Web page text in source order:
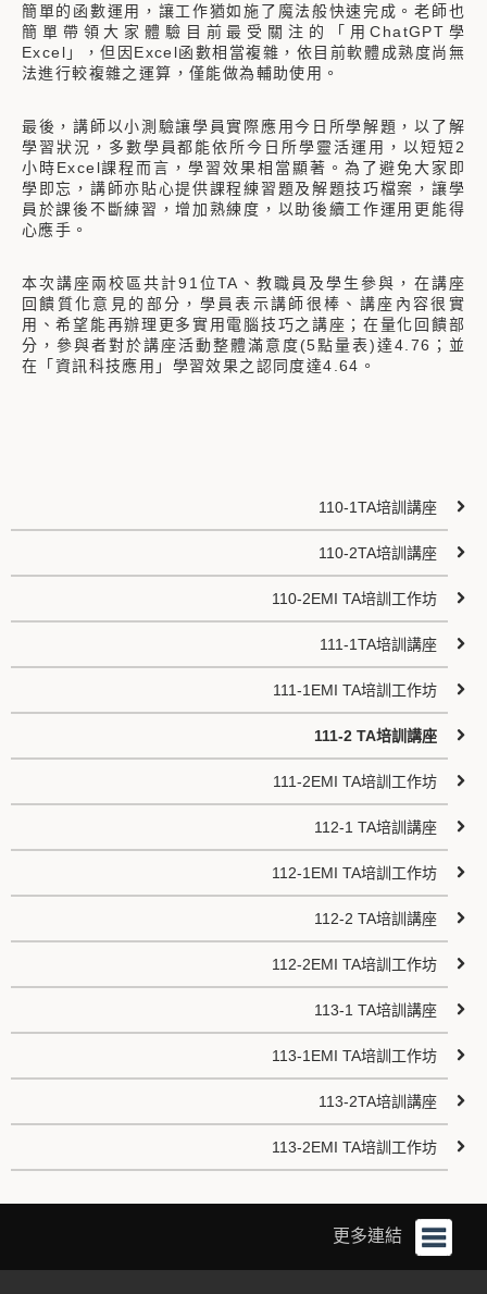
簡單的函數運用，讓工作猶如施了魔法般快速完成。老師也
簡單帶領大家體驗目前最受關注的「用ChatGPT學
Excel」，但因Excel函數相當複雜，依目前軟體成熟度尚無
法進行較複雜之運算，僅能做為輔助使用。
最後，講師以小測驗讓學員實際應用今日所學解題，以了解
學習狀況，多數學員都能依所今日所學靈活運用，以短短2
小時Excel課程而言，學習效果相當顯著。為了避免大家即
學即忘，講師亦貼心提供課程練習題及解題技巧檔案，讓學
員於課後不斷練習，增加熟練度，以助後續工作運用更能得
心應手。
本次講座兩校區共計91位TA、教職員及學生參與，在講座
回饋質化意見的部分，學員表示講師很棒、講座內容很實
用、希望能再辦理更多實用電腦技巧之講座；在量化回饋部
分，參與者對於講座活動整體滿意度(5點量表)達4.76；並
在「資訊科技應用」學習效果之認同度達4.64。
110-1TA培訓講座
110-2TA培訓講座
110-2EMI TA培訓工作坊
111-1TA培訓講座
111-1EMI TA培訓工作坊
111-2 TA培訓講座
111-2EMI TA培訓工作坊
112-1 TA培訓講座
112-1EMI TA培訓工作坊
112-2 TA培訓講座
112-2EMI TA培訓工作坊
113-1 TA培訓講座
113-1EMI TA培訓工作坊
113-2TA培訓講座
113-2EMI TA培訓工作坊
更多連結